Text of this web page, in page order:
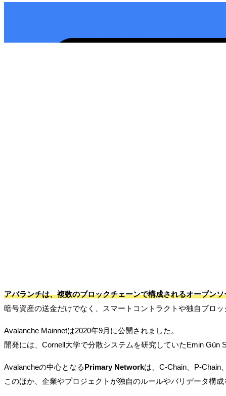
アバランチは、複数のブロックチェーンで構成されるオープン
暗号資産の送金だけでなく、スマートコントラクトや独自ブロッ
Avalanche Mainnetは2020年9月に公開されました。
開発には、Cornell大学で分散システムを研究していたEmin Gün
Avalancheの中心となるPrimary Networkは、C-Chain、P-Chain
このほか、企業やプロジェクトが独自のルールやバリデータ構